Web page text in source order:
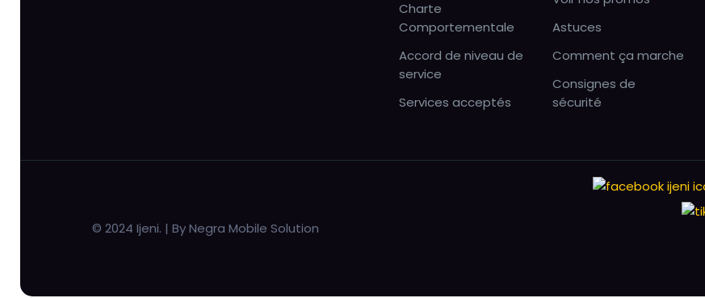
Charte
Comportementale
Accord de niveau de
service
Services acceptés
Astuces
Comment ça marche
Consignes de
sécurité
© 2024 Ijeni. | By Negra Mobile Solution